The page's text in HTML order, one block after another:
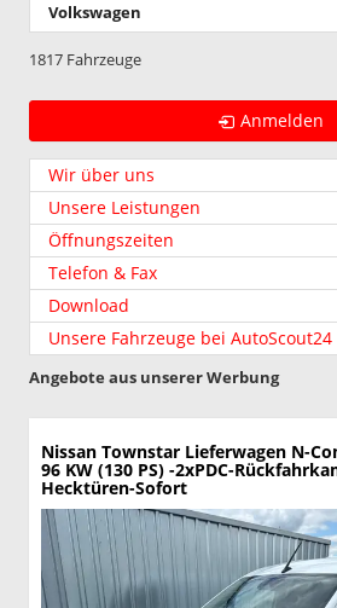
Volkswagen
1817 Fahrzeuge
Anmelden
Wir über uns
Unsere Leistungen
Öffnungszeiten
Telefon & Fax
Download
Unsere Fahrzeuge bei AutoScout24
Angebote aus unserer Werbung
Nissan Townstar Lieferwagen N-
96 KW (130 PS) -2xPDC-
Hecktüren-Sofort